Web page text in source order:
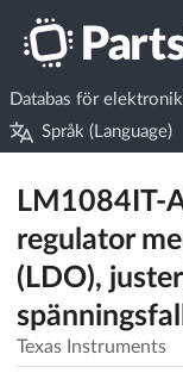
Databas för
Språk (Language)
LM1084IT-
regulator
(LDO),
Texas Instruments